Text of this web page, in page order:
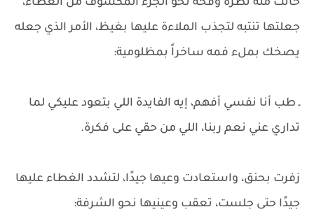
حانت منه نظرة وقحة نحو الجزء المكشوف من الغطاء،
جعلتها تنتبه لتجذب الملاءة عليها بغيظ، الأمر الذي جعله
يصخك بملء فمه ساخراً بمظلومية:
ـ طب أنا نفسي أفهم، إيه الفايدة اللي بتعود عليكي لما
تداري عني نعم ربنا، اللي من حقي على فكرة.
زفرت بحنق، واستعادت وعيها جيدًا، لتشدد الغطاء عليها
جيدًا حتى جلست، تعقب وعينيها نحو الشرفة: